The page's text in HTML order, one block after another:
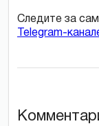
Следите за
Telegram-